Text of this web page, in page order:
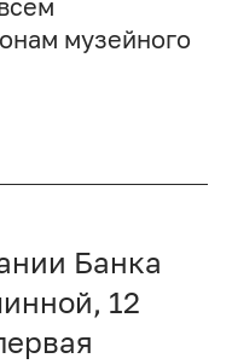
музейного
Банка
12